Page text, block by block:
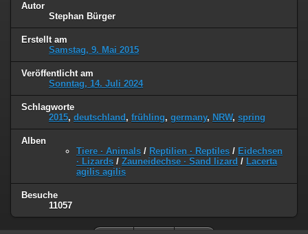
Autor
Stephan Bürger
Erstellt am
Samstag, 9. Mai 2015
Veröffentlicht am
Sonntag, 14. Juli 2024
Schlagworte
2015, deutschland , frühling, germany, NRW, spring
Alben
Tiere · Animals / Reptilien · Reptiles / Eidechsen
· Lizards / Zauneidechse · Sand lizard / Lacerta
agilis agilis
Besuche
11057